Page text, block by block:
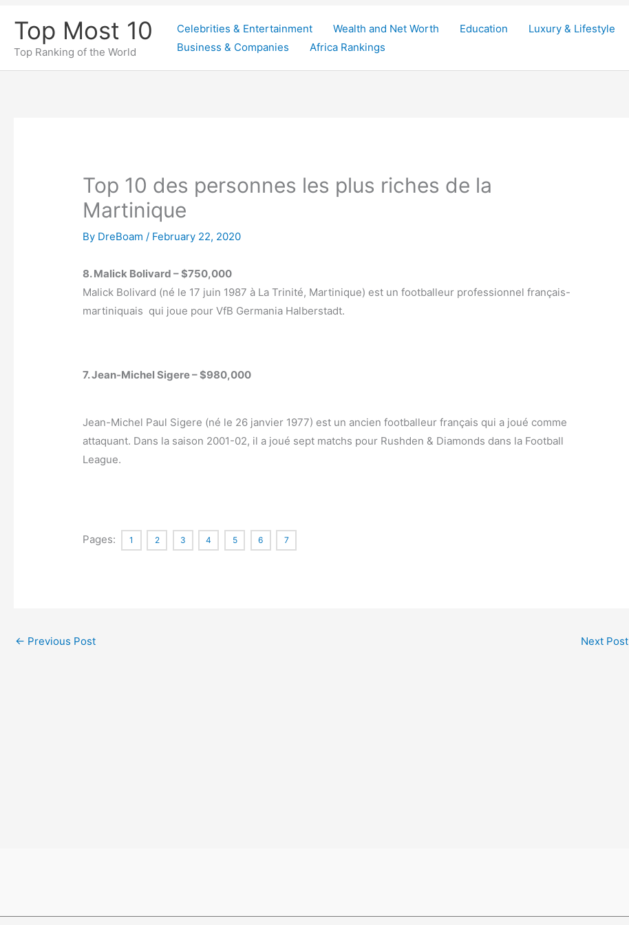
content
Top Most 10
Top Ranking of the World
Celebrities & Entertainment Wealth and Net Worth Education Luxury & Lifestyle
Business & Companies
Africa Rankings
Top 10 des personnes les plus riches de la
Martinique
By DreBoam/ February 22, 2020
8. Malick Bolivard – $750,000
Malick Bolivard (né le 17 juin 1987 à La Trinité, Martinique) est un footballeur professionnel français-
martiniquais qui joue pour VfB Germania Halberstadt.
7. Jean-Michel Sigere – $980,000
Jean-Michel Paul Sigere (né le 26 janvier 1977) est un ancien footballeur français qui a joué comme
attaquant. Dans la saison 2001-02, il a joué sept matchs pour Rushden & Diamonds dans la Football
League.
Pages: 1 2 3 4 5 6 7
← Previous Post Next Post